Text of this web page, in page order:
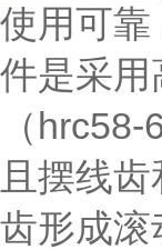
使用可靠
件是采用
（
且摆线
齿形成滚